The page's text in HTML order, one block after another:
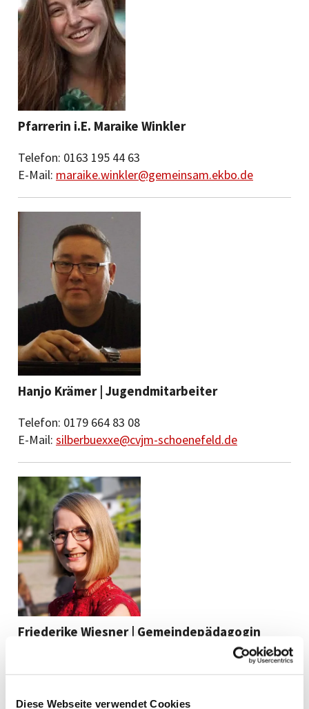
Diese Webseite verwendet Cookies
Pfarrerin i.E. Maraike Winkler
Telefon: 0163 195 44 63
E-Mail: maraike.winkler@gemeinsam.ekbo.de
Hanjo Krämer | Jugendmitarbeiter
Telefon: 0179 664 83 08
E-Mail: silberbuexxe@cvjm-schoenefeld.de
Friederike Wiesner | Gemeindepädagogin
E-Mail:f.wiesner@kk-neukoelln.de